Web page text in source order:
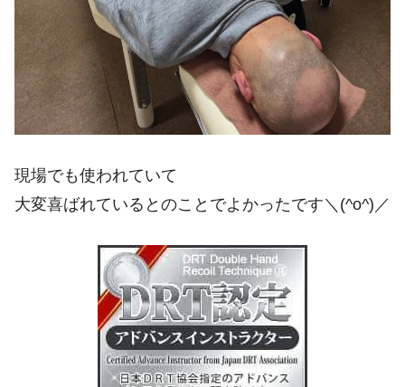
現場でも使われていて
大変喜ばれているとのことでよかったです＼(^o^)／